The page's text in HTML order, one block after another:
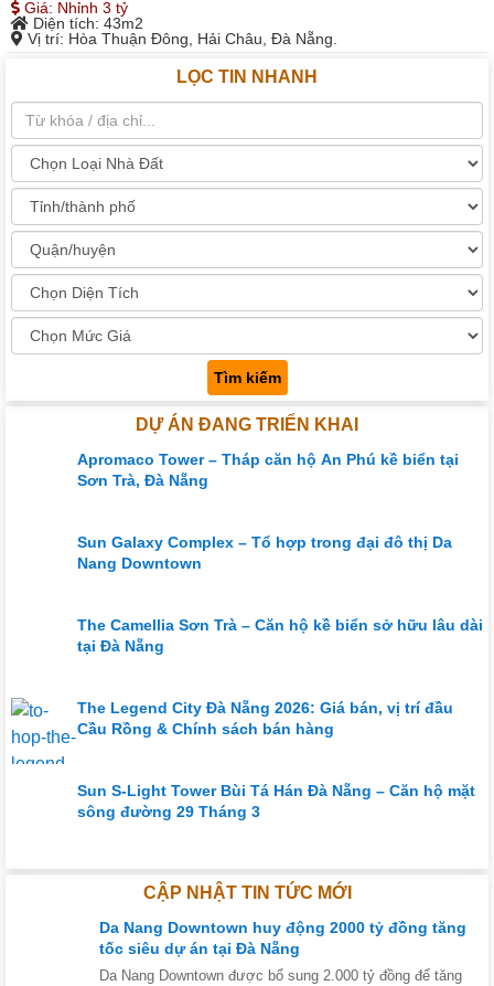
Giá: Nhỉnh 3 tỷ
Diện tích: 43m2
Vị trí: Hòa Thuận Đông, Hải Châu, Đà Nẵng.
LỌC TIN NHANH
Tìm kiếm
DỰ ÁN ĐANG TRIỂN KHAI
Apromaco Tower – Tháp căn hộ An Phú kề biển tại
Sơn Trà, Đà Nẵng
Sun Galaxy Complex – Tổ hợp trong đại đô thị Da
Nang Downtown
The Camellia Sơn Trà – Căn hộ kề biển sở hữu lâu dài
tại Đà Nẵng
The Legend City Đà Nẵng 2026: Giá bán, vị trí đầu
Cầu Rồng & Chính sách bán hàng
Sun S-Light Tower Bùi Tá Hán Đà Nẵng – Căn hộ mặt
sông đường 29 Tháng 3
CẬP NHẬT TIN TỨC MỚI
Da Nang Downtown huy động 2000 tỷ đồng tăng
tốc siêu dự án tại Đà Nẵng
Da Nang Downtown được bổ sung 2.000 tỷ đồng để tăng